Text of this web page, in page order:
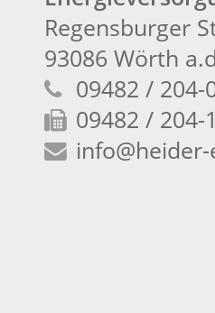
Regensburger
93086 Wörth
09482 / 204-
09482 / 204-
info